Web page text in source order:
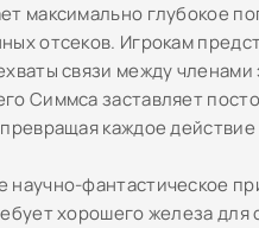
максимально глубокое
отсеков. Игрокам
связи между
Симмса заставляет
каждое
научно-фантастическое
хорошего железа для